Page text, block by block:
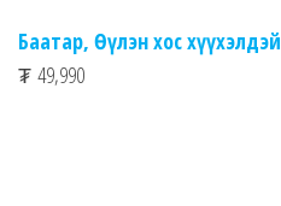
Баатар, Өүлэн хос хүүхэлдэй
₮ 49,990